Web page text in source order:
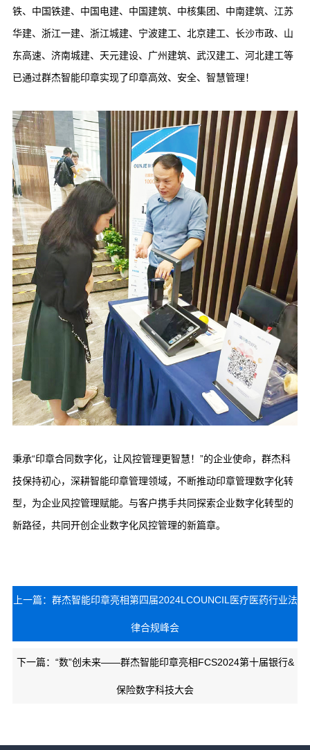
铁、中国铁建、中国电建、中国建筑、中核集团、中南建筑、江苏
华建、浙江一建、浙江城建、宁波建工、北京建工、长沙市政、山
东高速、济南城建、天元建设、广州建筑、武汉建工、河北建工等
已通过群杰智能印章实现了印章高效、安全、智慧管理！
秉承“印章合同数字化，让风控管理更智慧！”的企业使命，群杰科
技保持初心，深耕智能印章管理领域，不断推动印章管理数字化转
型，为企业风控管理赋能。与客户携手共同探索企业数字化转型的
新路径，共同开创企业数字化风控管理的新篇章。
上一篇：群杰智能印章亮相第四届2024LCOUNCIL医疗医药行业法
律合规峰会
下一篇：“数”创未来——群杰智能印章亮相FCS2024第十届银行&
保险数字科技大会